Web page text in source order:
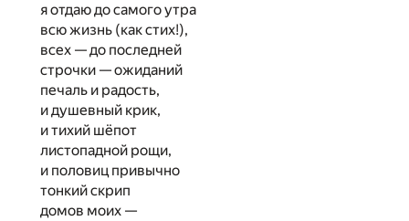
я отдаю до самого утра
всю жизнь (как стих!),
всех — до последней
строчки — ожиданий
печаль и радость,
и душевный крик,
и тихий шёпот
листопадной рощи,
и половиц привычно
тонкий скрип
домов моих —